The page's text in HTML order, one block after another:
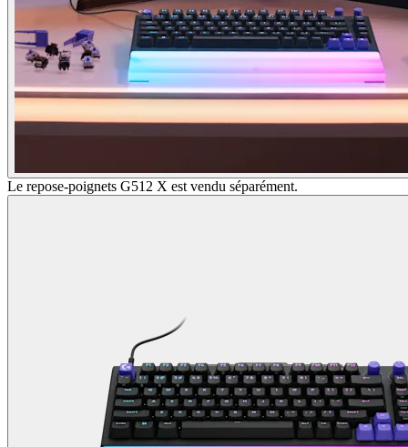
Le repose-poignets G512 X est vendu séparément.